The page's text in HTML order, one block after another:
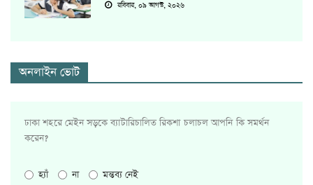
রবিবার, ০৯ আগস্ট, ২০২৬
অনলাইন ভোট
ঢাকা শহরে মেইন সড়কে ব্যাটারিচালিত রিকশা চলাচল আপনি কি সমর্থন
করেন?
হ্যাঁ না মন্তব্য নেই